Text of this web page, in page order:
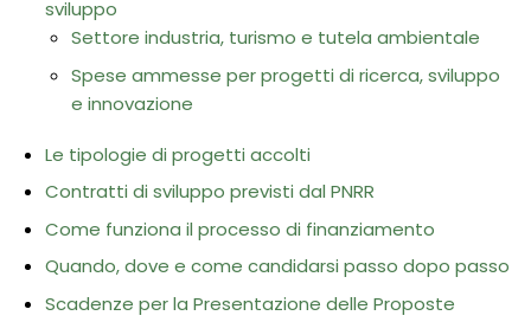
sviluppo
Settore industria, turismo e tutela ambientale
Spese ammesse per progetti di ricerca, sviluppo
e innovazione
Le tipologie di progetti accolti
Contratti di sviluppo previsti dal PNRR
Come funziona il processo di finanziamento
Quando, dove e come candidarsi passo dopo passo
Scadenze per la Presentazione delle Proposte